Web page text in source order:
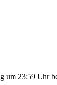
um 23:59 Uhr